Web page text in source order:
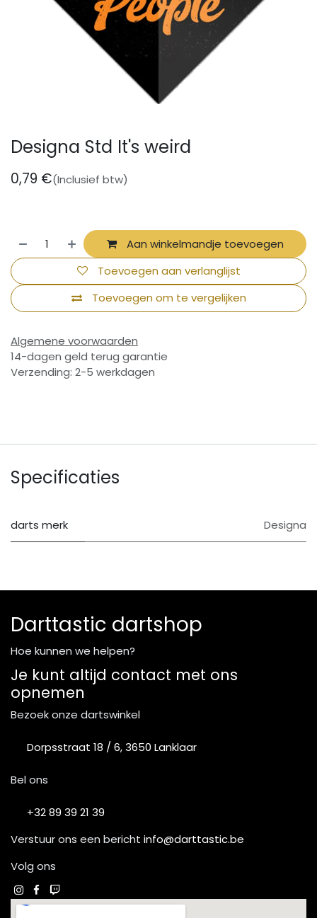
Designa Std It's weird
0,79 €(Inclusief btw)
Aan winkelmandje toevoegen
Toevoegen om te vergelijken
Toevoegen aan verlanglijst
Algemene voorwaarden
14-dagen geld terug garantie
Verzending: 2-5 werkdagen
Specificaties
darts merk Designa
Darttastic dartshop
Hoe kunnen we helpen?
Je kunt altijd contact met ons
opnemen
Bezoek onze dartswinkel
Dorpsstraat 18 / 6, 3650 Lanklaar
Bel ons
+32 89 39 21 39
Verstuur ons een bericht info@darttastic.be
Volg ons